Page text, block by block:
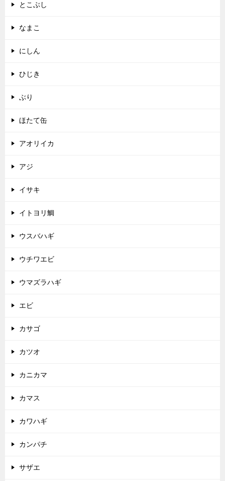
とこぶし
なまこ
にしん
ひじき
ぶり
ほたて缶
アオリイカ
アジ
イサキ
イトヨリ鯛
ウスバハギ
ウチワエビ
ウマズラハギ
エビ
カサゴ
カツオ
カニカマ
カマス
カワハギ
カンパチ
サザエ